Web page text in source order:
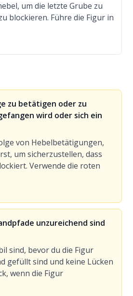
um die letzte Grube zu
blockieren. Führe die Figur in
zu betätigen oder zu
wird oder sich ein
von Hebelbetätigungen,
um sicherzustellen, dass
Verwende die roten
unzureichend sind
sind, bevor du die Figur
gefüllt sind und keine Lücken
wenn die Figur